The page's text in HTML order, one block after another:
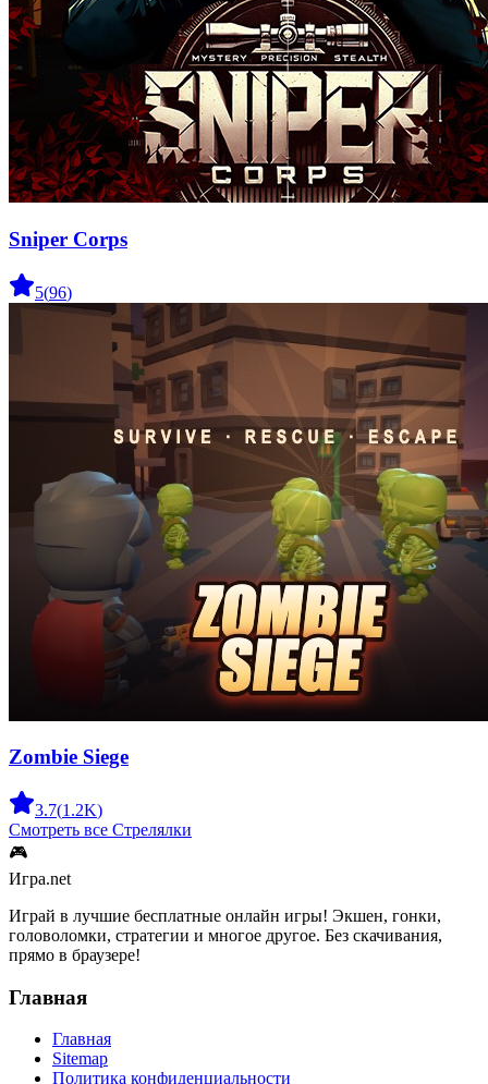
Sniper Corps
5(96)
Zombie Siege
3.7(1.2K)
Смотреть все Стрелялки
🎮
Игра.net
Играй в лучшие бесплатные онлайн игры! Экшен, гонки,
головоломки, стратегии и многое другое. Без скачивания,
прямо в браузере!
Главная
Главная
Sitemap
Политика конфиденциальности